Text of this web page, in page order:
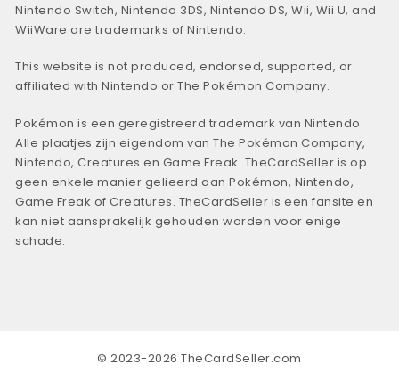
Nintendo Switch, Nintendo 3DS, Nintendo DS, Wii, Wii U, and
WiiWare are trademarks of Nintendo.
This website is not produced, endorsed, supported, or
affiliated with Nintendo or The Pokémon Company.
Pokémon is een geregistreerd trademark van Nintendo.
Alle plaatjes zijn eigendom van The Pokémon Company,
Nintendo, Creatures en Game Freak. TheCardSeller is op
geen enkele manier gelieerd aan Pokémon, Nintendo,
Game Freak of Creatures. TheCardSeller is een fansite en
kan niet aansprakelijk gehouden worden voor enige
schade.
© 2023-2026 TheCardSeller.com